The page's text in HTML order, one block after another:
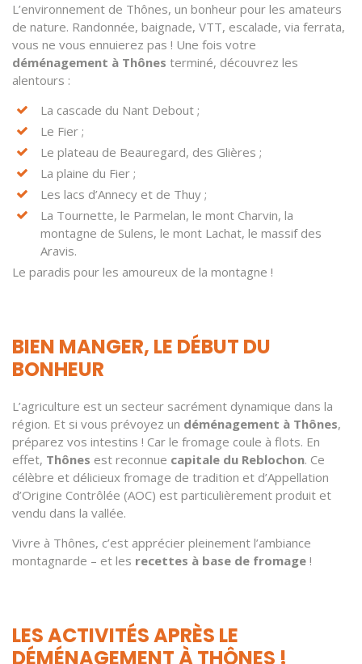
L’environnement de Thônes, un bonheur pour les amateurs
de nature. Randonnée, baignade, VTT, escalade, via ferrata,
vous ne vous ennuierez pas ! Une fois votre
déménagement à Thônes terminé, découvrez les
alentours :
La cascade du Nant Debout ;
Le Fier ;
Le plateau de Beauregard, des Glières ;
La plaine du Fier ;
Les lacs d’Annecy et de Thuy ;
La Tournette, le Parmelan, le mont Charvin, la
montagne de Sulens, le mont Lachat, le massif des
Aravis.
Le paradis pour les amoureux de la montagne !
BIEN MANGER, LE DÉBUT DU
BONHEUR
L’agriculture est un secteur sacrément dynamique dans la
région. Et si vous prévoyez un déménagement à Thônes,
préparez vos intestins ! Car le fromage coule à flots. En
effet, Thônes est reconnue capitale du Reblochon. Ce
célèbre et délicieux fromage de tradition et d’Appellation
d’Origine Contrôlée (AOC) est particulièrement produit et
vendu dans la vallée.
Vivre à Thônes, c’est apprécier pleinement l’ambiance
montagnarde – et les recettes à base de fromage !
LES ACTIVITÉS APRÈS LE
DÉMÉNAGEMENT À THÔNES !